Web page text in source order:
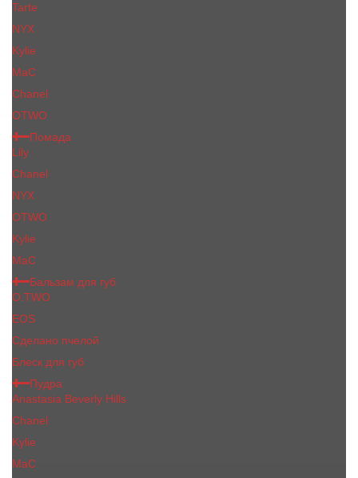
Tarte
NYX
Kylie
MaC
Сhanеl
OTWO
Помада
Lily
Chanel
NYX
OTWO
Kylie
МаС
Бальзам для губ
O.TWO
EOS
Сделано пчелой
Блеск для губ
Пудра
Anastasia Beverly Hills
Chanel
Kylie
MaC